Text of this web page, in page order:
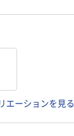
エーションを見る